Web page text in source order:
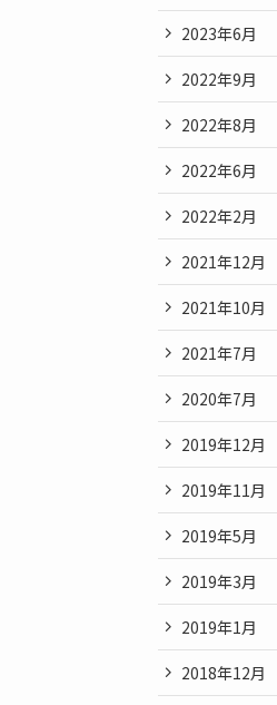
2023年6月
2022年9月
2022年8月
2022年6月
2022年2月
2021年12月
2021年10月
2021年7月
2020年7月
2019年12月
2019年11月
2019年5月
2019年3月
2019年1月
2018年12月